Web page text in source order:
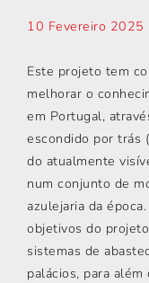
10 Fevereiro 2025
Este projeto tem
melhorar o
em Portugal,
escondido por trás
do atualmente
num conjunto de
azulejaria da
objetivos do
sistemas de
palácios, para